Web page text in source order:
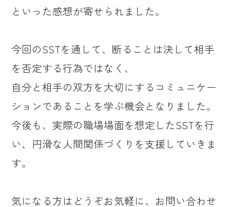
といった感想が寄せられました。
今回のSSTを通して、断ることは決して相手
を否定する行為ではなく、
自分と相手の双方を大切にするコミュニケー
ションであることを学ぶ機会となりました。
今後も、実際の職場場面を想定したSSTを行
い、円滑な人間関係づくりを支援していきま
す。
気になる方はどうぞお気軽に、お問い合わせ